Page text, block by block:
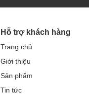
Hỗ trợ khách hàng
Trang chủ
Giới thiệu
Sản phẩm
Tin tức